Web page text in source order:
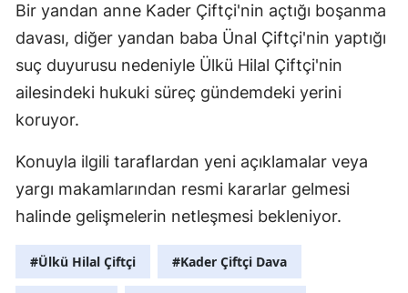
Bir yandan anne Kader Çiftçi'nin açtığı boşanma
davası, diğer yandan baba Ünal Çiftçi'nin yaptığı
suç duyurusu nedeniyle Ülkü Hilal Çiftçi'nin
ailesindeki hukuki süreç gündemdeki yerini
koruyor.
Konuyla ilgili taraflardan yeni açıklamalar veya
yargı makamlarından resmi kararlar gelmesi
halinde gelişmelerin netleşmesi bekleniyor.
#Ülkü Hilal Çiftçi #Kader Çiftçi Dava